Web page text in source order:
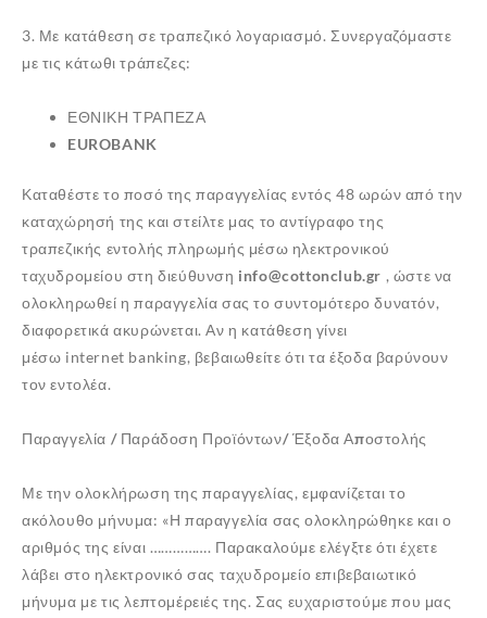
3. Με κατάθεση σε τραπεζικό λογαριασμό. Συνεργαζόμαστε
με τις κάτωθι τράπεζες:
ΕΘΝΙΚΗ ΤΡΑΠΕΖΑ
EUROBANK
Καταθέστε το ποσό της παραγγελίας εντός 48 ωρών από την
καταχώρησή της και στείλτε μας το αντίγραφο της
τραπεζικής εντολής πληρωμής μέσω ηλεκτρονικού
ταχυδρομείου στη διεύθυνση info@cottonclub.gr , ώστε να
ολοκληρωθεί η παραγγελία σας το συντομότερο δυνατόν,
διαφορετικά ακυρώνεται. Αν η κατάθεση γίνει
μέσω internet banking, βεβαιωθείτε ότι τα έξοδα βαρύνουν
τον εντολέα.
Παραγγελία / Παράδοση Προϊόντων/ Έξοδα Αποστολής
Με την ολοκλήρωση της παραγγελίας, εμφανίζεται το
ακόλουθο μήνυμα: «Η παραγγελία σας ολοκληρώθηκε και ο
αριθμός της είναι ……………. Παρακαλούμε ελέγξτε ότι έχετε
λάβει στο ηλεκτρονικό σας ταχυδρομείο επιβεβαιωτικό
μήνυμα με τις λεπτομέρειές της. Σας ευχαριστούμε που μας